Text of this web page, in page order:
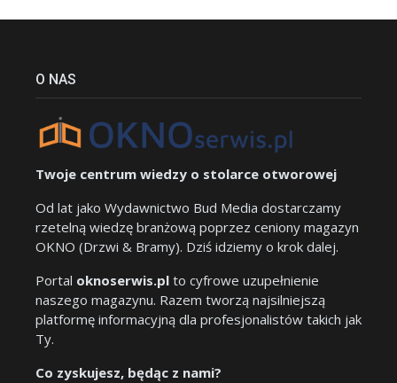
O NAS
Twoje centrum wiedzy o stolarce otworowej
Od lat jako Wydawnictwo Bud Media dostarczamy
rzetelną wiedzę branżową poprzez ceniony magazyn
OKNO (Drzwi & Bramy). Dziś idziemy o krok dalej.
Portal oknoserwis.pl to cyfrowe uzupełnienie
naszego magazynu. Razem tworzą najsilniejszą
platformę informacyjną dla profesjonalistów takich jak
Ty.
Co zyskujesz, będąc z nami?